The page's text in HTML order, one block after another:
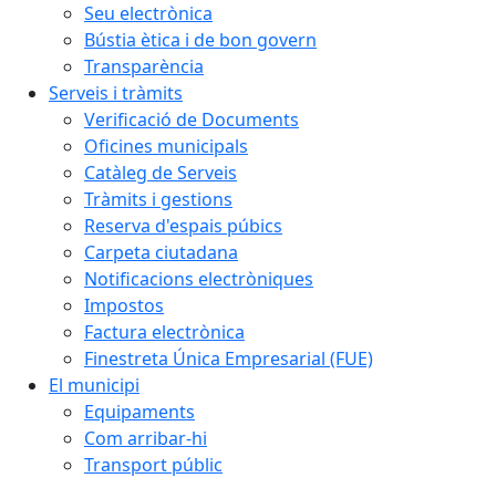
Seu electrònica
Bústia ètica i de bon govern
Transparència
Serveis i tràmits
Verificació de Documents
Oficines municipals
Catàleg de Serveis
Tràmits i gestions
Reserva d'espais púbics
Carpeta ciutadana
Notificacions electròniques
Impostos
Factura electrònica
Finestreta Única Empresarial (FUE)
El municipi
Equipaments
Com arribar-hi
Transport públic